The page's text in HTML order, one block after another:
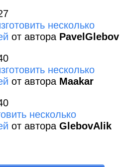
несколько
от автора PavelGlebov
несколько
от автора Maakar
несколько
от автора GlebovAlik